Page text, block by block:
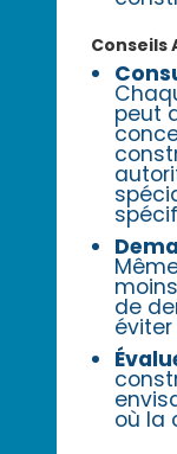
Conseils
peut
de
où la